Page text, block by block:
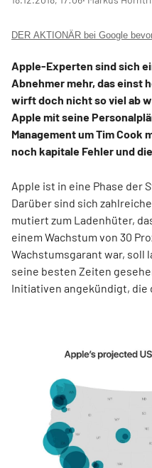
DER AKTIONÄR bei Google
Apple-Experten sind sich
Abnehmer mehr, das einst
wirft doch nicht so viel ab
Apple mit seine
Management um Tim Cook
noch kapitale Fehler und
Apple ist in eine Phase der
Darüber sind sich
mutiert zum Ladenhüter,
einem Wachstum von 30
Wachstumsgarant war, soll
seine besten Zeiten
Initiativen angekündigt, die